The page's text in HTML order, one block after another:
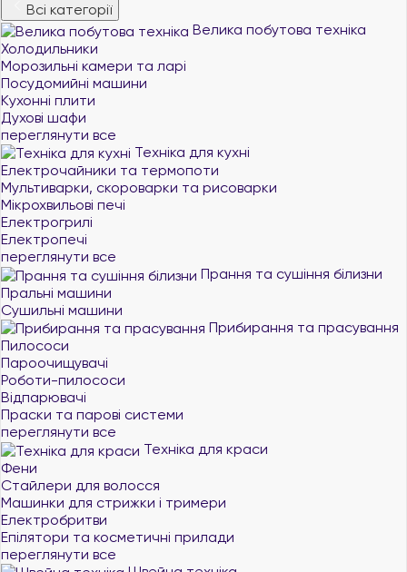
Всі категорії
Велика побутова техніка
Холодильники
Морозильні камери та ларі
Посудомийні машини
Кухонні плити
Духові шафи
переглянути все
Техніка для кухні
Електрочайники та термопоти
Мультиварки, скороварки та рисоварки
Мікрохвильові печі
Електрогрилі
Електропечі
переглянути все
Прання та сушіння білизни
Пральні машини
Сушильні машини
Прибирання та прасування
Пилососи
Пароочищувачі
Роботи-пилососи
Відпарювачі
Праски та парові системи
переглянути все
Техніка для краси
Фени
Стайлери для волосся
Машинки для стрижки і тримери
Електробритви
Епілятори та косметичні прилади
переглянути все